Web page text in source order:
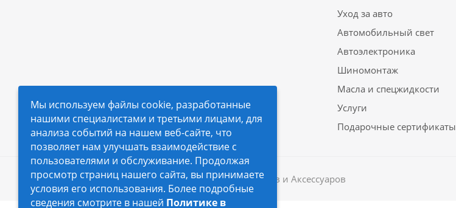
Уход за авто
Автомобильный свет
Автоэлектроника
Шиномонтаж
Масла и спецжидкости
Услуги
Подарочные сертификаты
2026 © Автопилот - интернет-магазин Авточехлов и Аксессуаров
Мы используем файлы cookie, разработанные
нашими специалистами и третьими лицами, для
анализа событий на нашем веб-сайте, что
позволяет нам улучшать взаимодействие с
пользователями и обслуживание. Продолжая
просмотр страниц нашего сайта, вы принимаете
условия его использования. Более подробные
сведения смотрите в нашей Политике в